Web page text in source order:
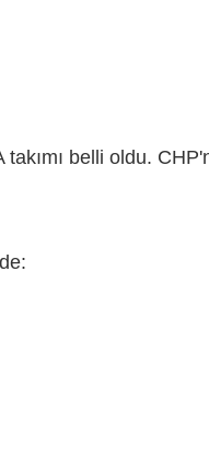
belli oldu.